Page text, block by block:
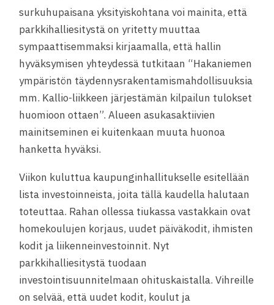
surkuhupaisana yksityiskohtana voi mainita, että
parkkihalliesitystä on yritetty muuttaa
sympaattisemmaksi kirjaamalla, että hallin
hyväksymisen yhteydessä tutkitaan “Hakaniemen
ympäristön täydennysrakentamismahdollisuuksia
mm. Kallio-liikkeen järjestämän kilpailun tulokset
huomioon ottaen”. Alueen asukasaktiivien
mainitseminen ei kuitenkaan muuta huonoa
hanketta hyväksi.
Viikon kuluttua kaupunginhallitukselle esitellään
lista investoinneista, joita tällä kaudella halutaan
toteuttaa. Rahan ollessa tiukassa vastakkain ovat
homekoulujen korjaus, uudet päiväkodit, ihmisten
kodit ja liikenneinvestoinnit. Nyt
parkkihalliesitystä tuodaan
investointisuunnitelmaan ohituskaistalla. Vihreille
on selvää, että uudet kodit, koulut ja